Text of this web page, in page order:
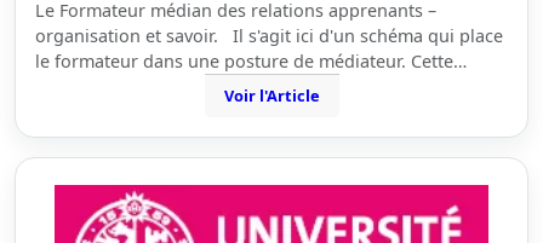
Le Formateur médian des relations apprenants –
organisation et savoir. Il s'agit ici d'un schéma qui place
le formateur dans une posture de médiateur. Cette…
Voir l'Article